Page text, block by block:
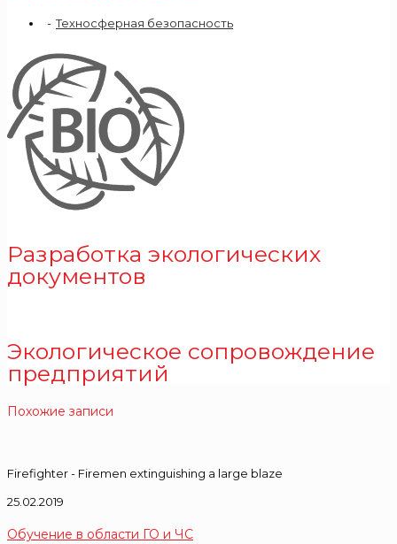
Техносферная безопасность
Разработка экологических
документов
Экологическое сопровождение
предприятий
Похожие записи
Firefighter - Firemen extinguishing a large blaze
25.02.2019
Обучение в области ГО и ЧС